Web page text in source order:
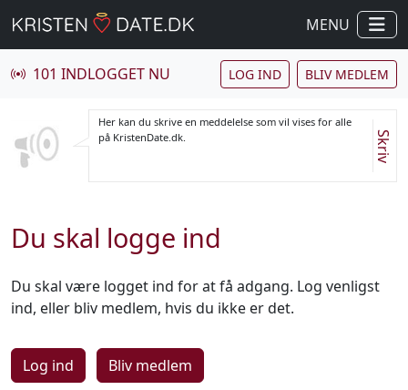
MENU
101 INDLOGGET NU LOG IND BLIV MEDLEM
Her kan du skrive en meddelelse som vil vises for alle
på KristenDate.dk.
Skriv
Du skal logge ind
Du skal være logget ind for at få adgang. Log venligst
ind, eller bliv medlem, hvis du ikke er det.
Log ind